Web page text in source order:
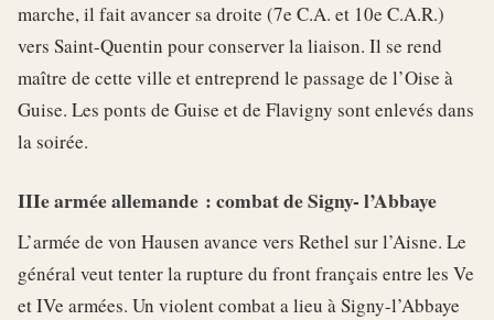
marche, il fait avancer sa droite (7e C.A. et 10e C.A.R.)
vers Saint-Quentin pour conserver la liaison. Il se rend
maître de cette ville et entreprend le passage de l’Oise à
Guise. Les ponts de Guise et de Flavigny sont enlevés dans
la soirée.
IIIe armée allemande : combat de Signy- l’Abbaye
L’armée de von Hausen avance vers Rethel sur l’Aisne. Le
général veut tenter la rupture du front français entre les Ve
et IVe armées. Un violent combat a lieu à Signy-l’Abbaye